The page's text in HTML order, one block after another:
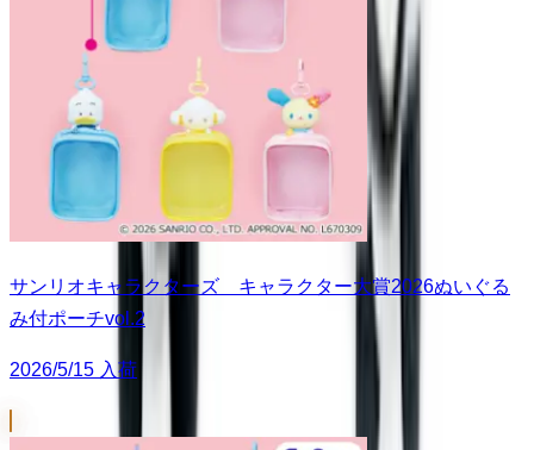
サンリオキャラクターズ キャラクター大賞2026ぬいぐる
み付ポーチvol.2
2026/5/15 入荷